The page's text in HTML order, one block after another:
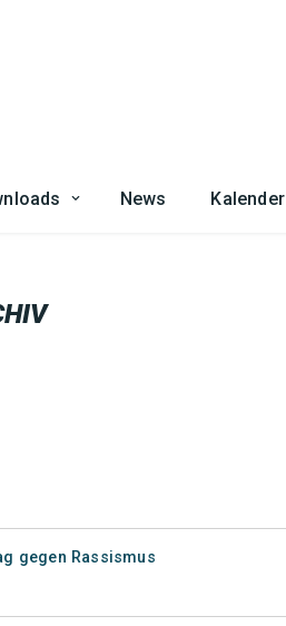
News Kalender
gegen Rassismus